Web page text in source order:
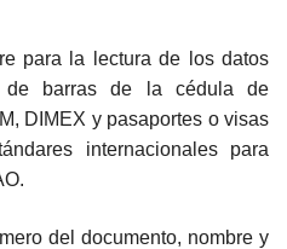
para la lectura de los datos
de barras de la cédula de
DIMEX y pasaportes o visas
internacionales para
del documento, nombre y